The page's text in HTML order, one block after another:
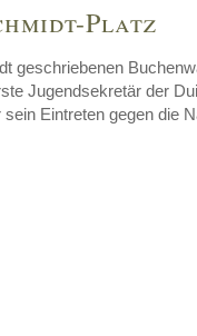
Platz
geschriebenen
Jugendsekretär der
Eintreten gegen die